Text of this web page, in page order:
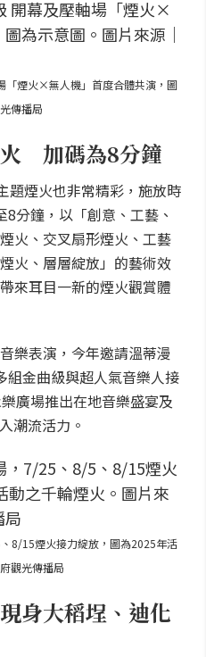
「煙火×無人機」首度合體共演，圖
傳播局
加碼為8分鐘
題煙火也非常精彩，施放時
分鐘，以「創意、工藝、
火、交叉扇形煙火、工藝
火、層層綻放」的藝術效
來耳目一新的煙火觀賞體
樂表演，今年邀請溫蒂漫
金曲級與超人氣音樂人接
廣場推出在地音樂盛宴及
潮流活力。
8/15煙火接力綻放，圖為2025年活
觀光傳播局
身大稻埕、迪化